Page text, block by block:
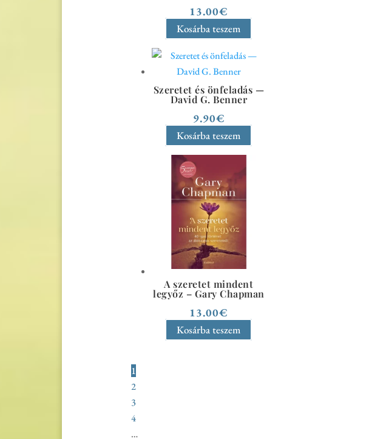
13.00€
Kosárba teszem
Szeretet és önfeladás —
David G. Benner
9.90€
Kosárba teszem
A szeretet mindent
legyőz – Gary Chapman
13.00€
Kosárba teszem
1
2
3
4
…